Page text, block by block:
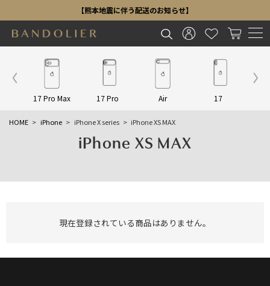
【熊本地震に伴う配送のお知らせ】
17 Pro Max 17 Pro Air 17
HOME iPhone iPhone X series iPhone XS MAX
iPhone XS MAX
現在登録されている商品はありません。